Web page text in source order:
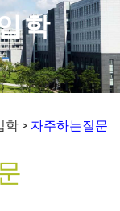
학
학 > 자주하는질문